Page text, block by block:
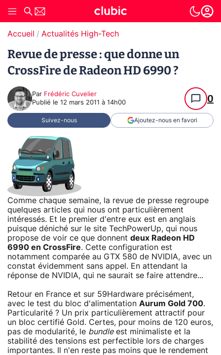
Accueil Actualités High-Tech
Revue de presse : que donne un
CrossFire de Radeon HD 6990 ?
Par Frédéric Cuvelier
Publié le 12 mars 2011 à 14h00 0
Suivez-nous Ajoutez-nous en favori
Comme chaque semaine, la revue de presse regroupe
quelques articles qui nous ont particulièrement
intéressés. Et le premier d'entre eux est en anglais
puisque déniché sur le site TechPowerUp, qui nous
propose de voir ce que donnent deux Radeon HD
6990 en CrossFire. Cette configuration est
notamment comparée au GTX 580 de NVIDIA, avec un
constat évidemment sans appel. En attendant la
réponse de NVIDIA, qui ne saurait se faire attendre...
Retour en France et sur 59Hardware précisément,
avec le test du bloc d'alimentation Aurum Gold 700.
Particularité ? Un prix particulièrement attractif pour
un bloc certifié Gold. Certes, pour moins de 120 euros,
pas de modularité, le bundleest minimaliste et la
stabilité des tensions est perfectible lors de charges
importantes. Il n'en reste pas moins que le rendement